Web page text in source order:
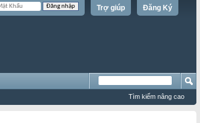
Đăng Ký
Trợ giúp
Tìm kiếm nâng cao